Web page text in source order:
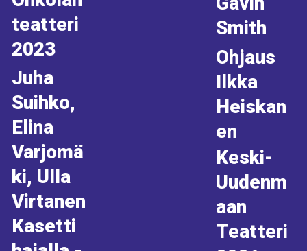
teatteri
2023
Juha
Suihko,
Elina
Varjomä
ki, Ulla
Virtanen
Kasetti
Smith
Ohjaus
Ilkka
Heiskan
en
Keski-
Uudenm
aan
Teatteri